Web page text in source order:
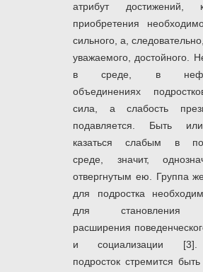
атрибут достижений,
приобретения
сильного, а,
уважаемого, достойного.
в среде, в
объединениях
сила, а слабость
подавляется. Быть
казаться слабым в
среде, значит,
отвергнутым ею. Группа
для подростка
для становления
расширения
и социализации [3].
подросток стремится